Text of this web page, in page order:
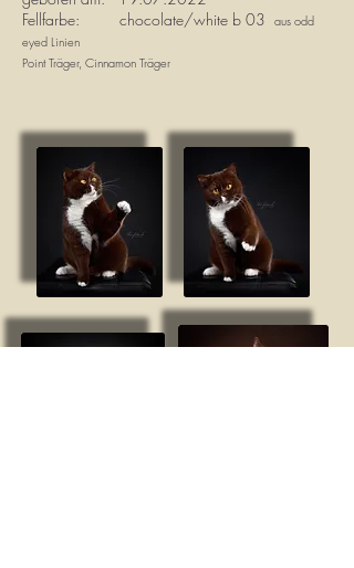
Fellfarbe: chocolate/white b 03 aus odd
eyed Linien
Point Träger, Cinnamon Träger